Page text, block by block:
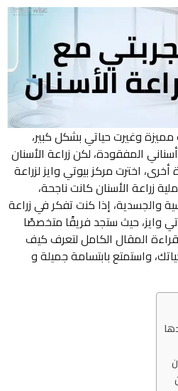
مميزة وغيرت حياتي بشكل كبير،
المفقودة، لكن زراعة الأسنان
اخترت مركز بيوتي وايز لزراعة
زراعة الأسنان كانت ناجحة،
والجسدية، إذا كنت تفكر في زراعة
وايز، حيث ستجد فريقًا متخصصًا
المقال الكامل لتعرف كيف
واستمتع بابتسامة جميلة و